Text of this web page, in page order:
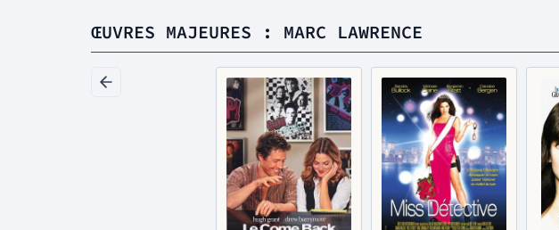
ŒUVRES MAJEURES : MARC LAWRENCE